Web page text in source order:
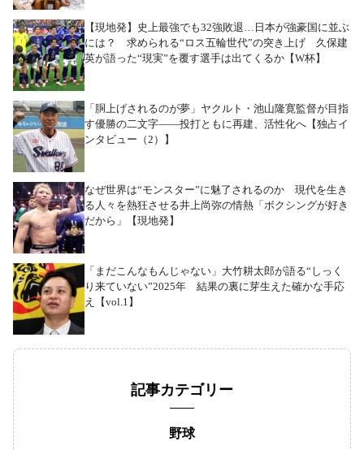
【現地発】史上最強でも32強敗退…日本が強豪国に並ぶ
には？ 求められる“ロス五輪世代”の突き上げ 久保建
英が語った“現実”を覆す選手は出てくるか【W杯】
「胴上げされるのが夢」ヤクルト・池山隆寛監督が目指
す優勝の二文字――投打ともに再建、活性化へ【独占イ
ンタビュー（2）】
なぜ世界は“モンスター”に魅了されるのか 現代を生き
る人々を熱狂させる井上尚弥の情熱「ボクシングが好き
だから」【現地発】
「まだこんなもんじゃない」大竹耕太郎が語る“しっく
り来ていない”2025年 結果の裏に芽生えた確かな手応
え【vol.1】
記事カテゴリー
野球